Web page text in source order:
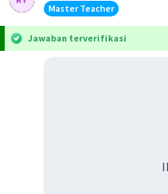
Master Teacher
Jawaban terverifikasi